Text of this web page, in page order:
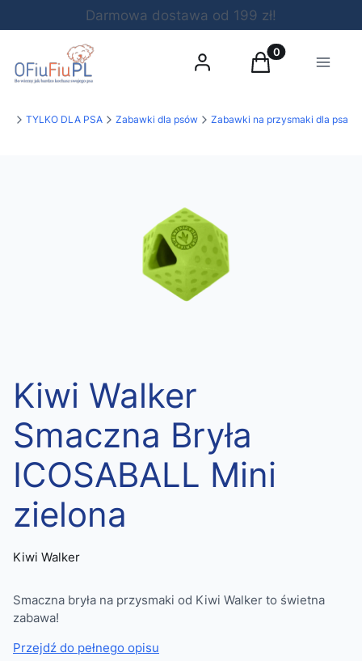
Darmowa dostawa od 199 zł!
Zaloguj sięProdukty w
Koszyk Menu
TYLKO DLA PSA Zabawki dla psów Zabawki na przysmaki dla psa
Kiwi Walker
Smaczna Bryła
ICOSABALL Mini
zielona
Kiwi Walker
Smaczna bryła na przysmaki od Kiwi Walker to świetna
zabawa!
Przejdź do pełnego opisu